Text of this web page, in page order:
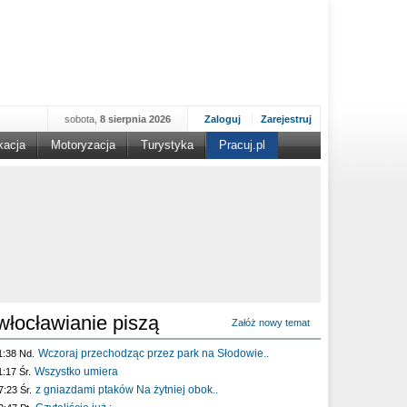
Zaloguj Zarejestruj
sobota, 8 sierpnia 2026
Motoryzacja Turystyka Pracuj.pl
piszą Załóż nowy temat
Nd. Wczoraj przechodząc przez park na Słodowie..
Śr. Wszystko umiera
Śr. z gniazdami ptaków Na żytniej obok..